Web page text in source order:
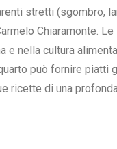
stretti (sgombro,
Chiaramonte. Le
e nella cultura
può fornire piatti
ricette di una